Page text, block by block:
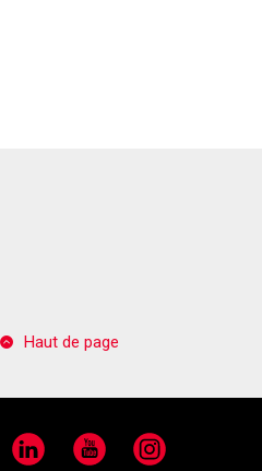
Haut de page
LinkedIn YouTubeInstagram